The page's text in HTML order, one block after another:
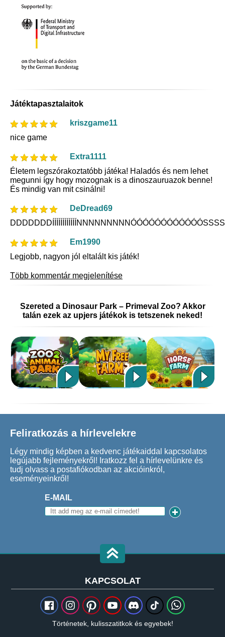
Játéktapasztalaitok
kriszgame11
nice game
Extra1111
Életem legszórakoztatóbb játéka! Haladós és nem lehet
megunni így hogy mozognak is a dinoszauruazok benne!
És mindig van mit csinálni!
DeDread69
Em1990
Legjobb, nagyon jól eltalált kis játék!
Több kommentár megjelenítése
Szereted a Dinosaur Park – Primeval Zoo? Akkor
talán ezek az upjers játékok is tetszenek neked!
Feliratkozás a hírlevelekre
Légy mindig képben a kedvenc játékaiddal kapcsolatos
legújabb fejleményekről! Iratkozz fel a hírlevelünkre és
tudj olvass a postafiókodban az akcióinkról,
eseményeinkről!
E-MAIL
KAPCSOLAT
Történetek, kulisszatitkok és egyebek!